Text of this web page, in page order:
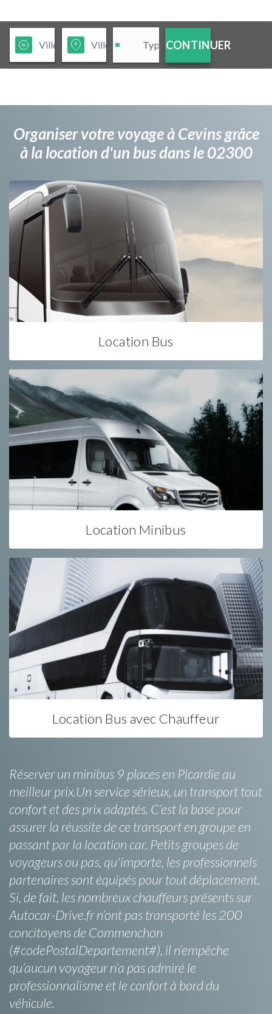
CONTINUER
Organiser votre voyage à Cevins grâce
à la location d'un bus dans le 02300
Location Bus
Location Minibus
Location Bus avec Chauffeur
Réserver un minibus 9 places en Picardie au
meilleur prix.Un service sérieux, un transport tout
confort et des prix adaptés. C’est la base pour
assurer la réussite de ce transport en groupe en
passant par la location car. Petits groupes de
voyageurs ou pas, qu'importe, les professionnels
partenaires sont équipés pour tout déplacement.
Si, de fait, les nombreux chauffeurs présents sur
Autocar-Drive.fr n’ont pas transporté les 200
concitoyens de Commenchon
(#codePostalDepartement#), il n’empêche
qu’aucun voyageur n’a pas admiré le
professionnalisme et le confort à bord du
véhicule.